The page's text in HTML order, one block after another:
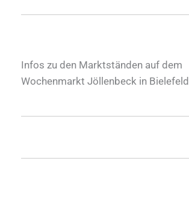
Infos zu den Marktständen auf dem
Wochenmarkt Jöllenbeck in Bielefeld